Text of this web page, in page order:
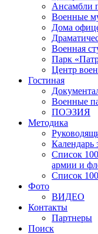
Ансамбли
Военные
Дома
Военная
Парк
Центр
Гостиная
Военные
ПОЭЗИЯ
Методика
Календарь
Список
армии и
Список
Фото
ВИДЕО
Контакты
Партнеры
Поиск